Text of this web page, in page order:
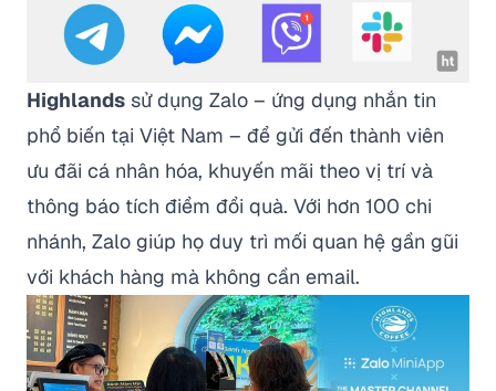
Highlands sử dụng Zalo – ứng dụng nhắn tin
phổ biến tại Việt Nam – để gửi đến thành viên
ưu đãi cá nhân hóa, khuyến mãi theo vị trí và
thông báo tích điểm đổi quà. Với hơn 100 chi
nhánh, Zalo giúp họ duy trì mối quan hệ gần gũi
với khách hàng mà không cần email.